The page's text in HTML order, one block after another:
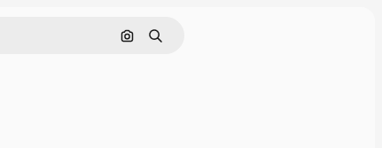
画像で検索
検索